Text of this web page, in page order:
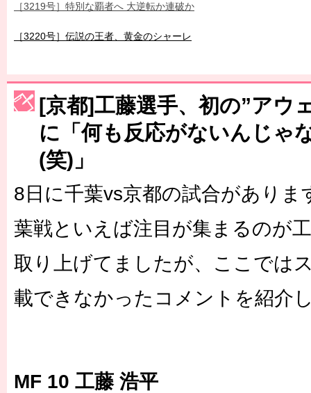
［3219号］特別な覇者へ 大逆転か連破か
［3220号］伝説の王者、黄金のシャーレ
［3230号］世界一への夢は終わらない
［3223号］一丸。日本出陣
［3222号］史上最大のW杯開幕 注目は「個」
長谷川 アーリアジャスールさんがシンポジウム「気候変動から命
[京都]工藤選手、初の”アウ
に「何も反応がないんじゃ
(笑)」
8日に千葉vs京都の試合がありま
葉戦といえば注目が集まるのが
取り上げてましたが、ここでは
載できなかったコメントを紹介
MF 10 工藤 浩平